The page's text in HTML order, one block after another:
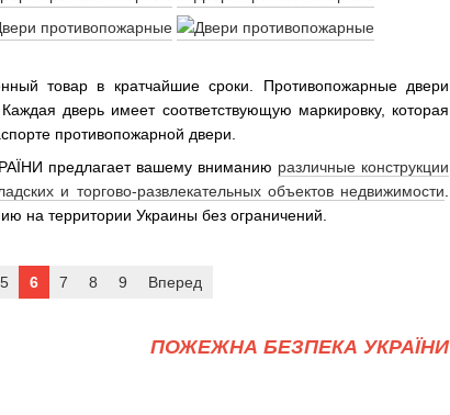
товар в кратчайшие сроки. Противопожарные двери
дверь имеет соответствующую маркировку, которая
противопожарной двери.
предлагает вашему вниманию различные конструкции
и торгово-развлекательных объектов недвижимости
на территории Украины без ограничений.
5 6 7 8 9 Вперед
ПОЖЕЖНА БЕЗПЕКА УКРАЇНИ